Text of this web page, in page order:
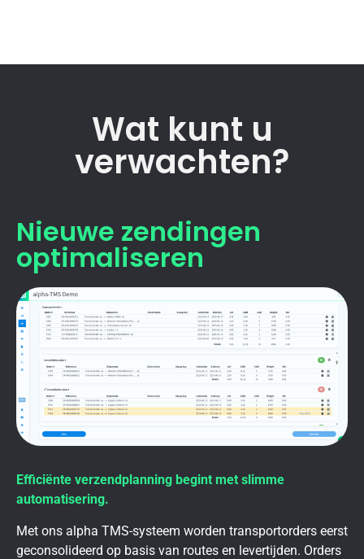
Wat kunt u
verwachten?
Nieuwe zendingen
optimaliseren
Efficiënte verzendplanning begint met slimme
automatisering.
Met ons alpha TMS-systeem worden transportorders eerst
geconsolideerd op basis van routes en levertijden. Orders